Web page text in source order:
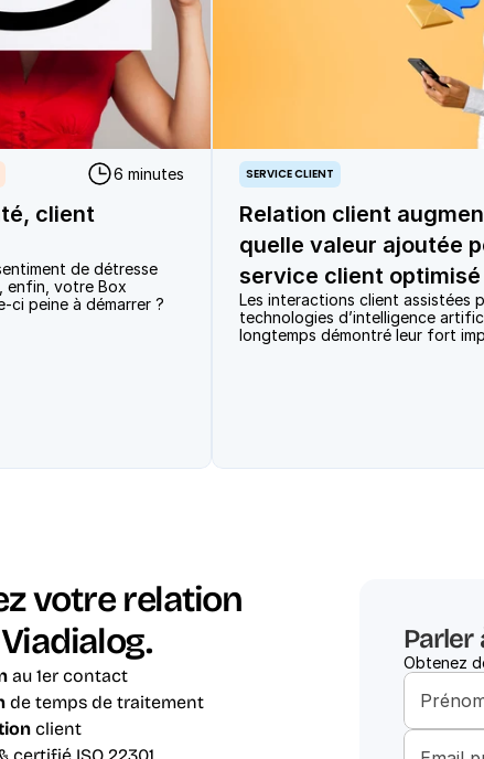
client
6 minutes
de détresse
enfin, votre Box
ci peine à démarrer ?
Relation client
quelle valeur ajoutée
service client optimisé
SERVICE CLIENT
Les interactions client assistées
technologies d’intelligence
longtemps démontré leur fort
votre relation
au 1er contact
de temps de traitement
client
Parler
Obtenez